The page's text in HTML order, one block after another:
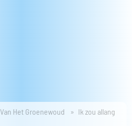
Het Groenewoud
Ik zou allang